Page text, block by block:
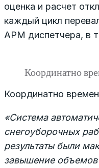
оценка и расчет
каждый цикл
АРМ диспетчера, в
Координатно
Координатно
«Система
снегоуборочных
результаты были
завышение объемов